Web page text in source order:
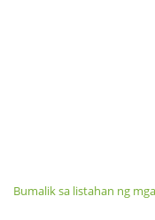
Bumalik sa listahan ng